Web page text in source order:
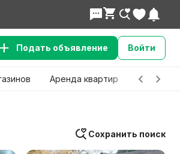
Подать объявление Войти
Аренда квартир Детские
Сохранить поиск